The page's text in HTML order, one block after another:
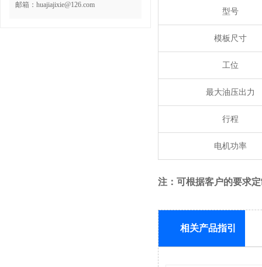
邮箱：huajiajixie@126.com
型号
模板尺寸
工位
最大油压出力
行程
电机功率
注：可根据客户的要求
相关产品指引